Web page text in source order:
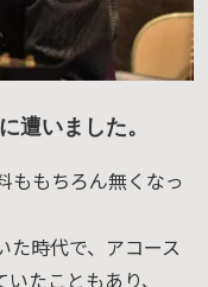
遭いました。
ももちろん無くなっ
た時代で、アコース
たこともあり、